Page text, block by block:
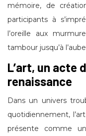
mémoire, de
participants à
l’oreille aux
tambour jusqu’à
L’art, un acte
renaissance
Dans un univers
quotidiennement,
présente comme